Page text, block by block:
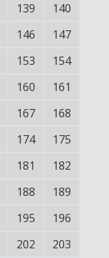
139
140
146
147
153
154
160
161
167
168
174
175
181
182
188
189
195
196
202
203